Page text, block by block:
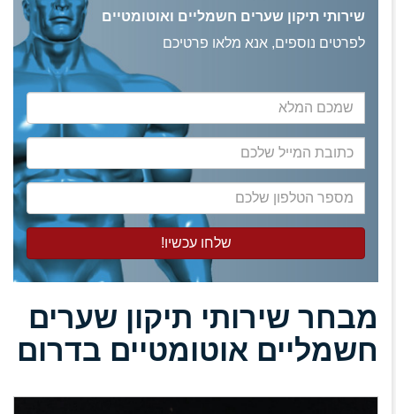
שירותי תיקון שערים חשמליים ואוטומטיים
לפרטים נוספים, אנא מלאו פרטיכם
שמכם
המלא
כתובת
המייל
שלכם
מספר
הטלפון
שלכם
מבחר שירותי תיקון שערים
חשמליים אוטומטיים בדרום